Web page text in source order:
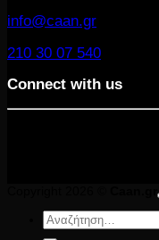
info@caan.gr
210 30 07 540
Connect with us
Αναζήτηση
για: